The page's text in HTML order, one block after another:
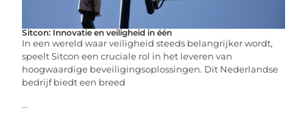
Sitcon: Innovatie en veiligheid in één
In een wereld waar veiligheid steeds belangrijker wordt,
speelt Sitcon een cruciale rol in het leveren van
hoogwaardige beveiligingsoplossingen. Dit Nederlandse
bedrijf biedt een breed
...